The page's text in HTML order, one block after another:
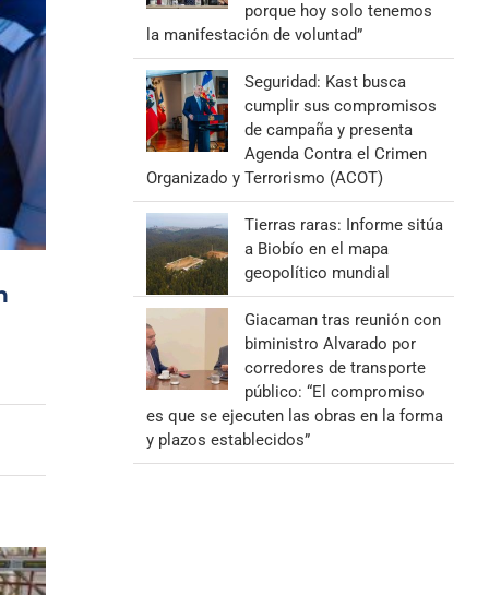
porque hoy solo tenemos
la manifestación de voluntad”
Seguridad: Kast busca
cumplir sus compromisos
de campaña y presenta
Agenda Contra el Crimen
Organizado y Terrorismo (ACOT)
Tierras raras: Informe sitúa
a Biobío en el mapa
geopolítico mundial
Giacaman tras reunión con
biministro Alvarado por
corredores de transporte
público: “El compromiso
es que se ejecuten las obras en la forma
y plazos establecidos”